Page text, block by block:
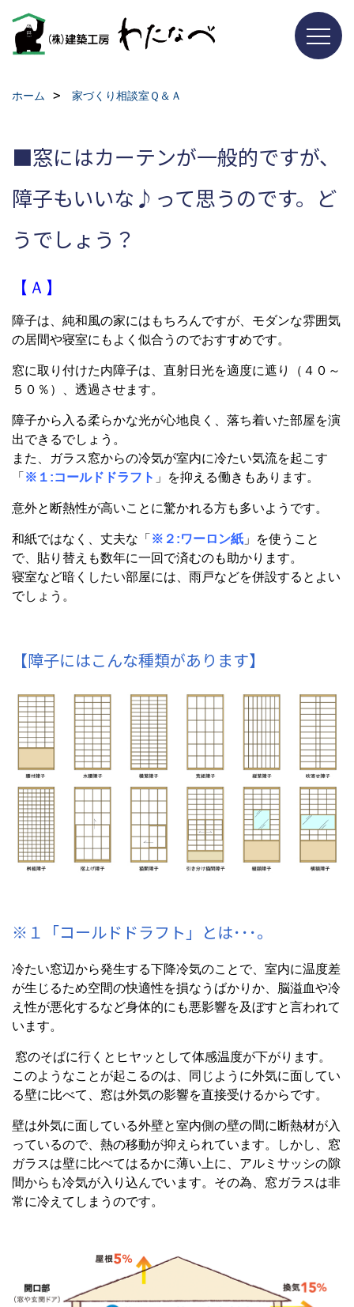
ホーム 家づくり相談室Ｑ＆Ａ
■窓にはカーテンが一般的ですが、
障子もいいな♪って思うのです。ど
うでしょう？
【Ａ】
障子は、純和風の家にはもちろんですが、モダンな雰囲気
の居間や寝室にもよく似合うのでおすすめです。
窓に取り付けた内障子は、直射日光を適度に遮り（４０～
５０％）、透過させます。
障子から入る柔らかな光が心地良く、落ち着いた部屋を演
出できるでしょう。
また、ガラス窓からの冷気が室内に冷たい気流を起こす
「 ※１:コールドドラフト 」を抑える働きもあります。
意外と断熱性が高いことに驚かれる方も多いようです。
和紙ではなく、丈夫な「 ※２:ワーロン紙 」を使うこと
で、貼り替えも数年に一回で済むのも助かります。
寝室など暗くしたい部屋には、雨戸などを併設するとよい
でしょう。
【障子にはこんな種類があります】
※１「コールドドラフト」とは･･･。
冷たい窓辺から発生する下降冷気のことで、室内に温度差
が生じるため空間の快適性を損なうばかりか、脳溢血や冷
え性が悪化するなど身体的にも悪影響を及ぼすと言われて
います。
窓のそばに行くとヒヤッとして体感温度が下がります。
このようなことが起こるのは、同じように外気に面してい
る壁に比べて、窓は外気の影響を直接受けるからです。
壁は外気に面している外壁と室内側の壁の間に断熱材が入
っているので、熱の移動が抑えられています。しかし、窓
ガラスは壁に比べてはるかに薄い上に、アルミサッシの隙
間からも冷気が入り込んでいます。その為、窓ガラスは非
常に冷えてしまうのです。